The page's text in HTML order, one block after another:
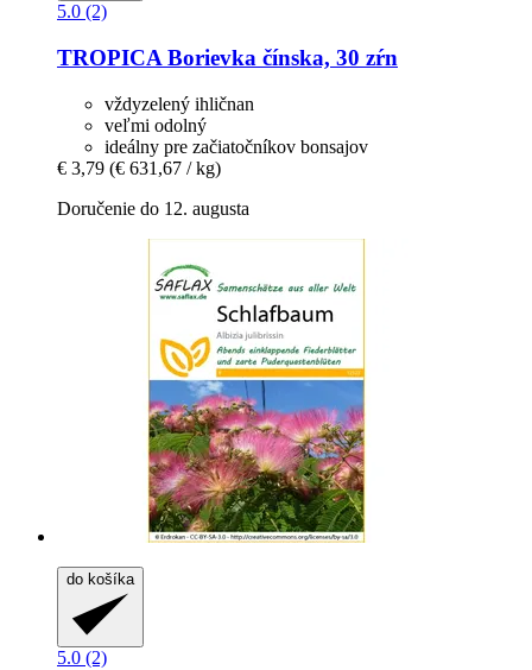
5.0 (2)
TROPICA Borievka čínska, 30 zŕn
vždyzelený ihličnan
veľmi odolný
ideálny pre začiatočníkov bonsajov
€ 3,79 (€ 631,67 / kg)
Doručenie do 12. augusta
do košíka
5.0 (2)